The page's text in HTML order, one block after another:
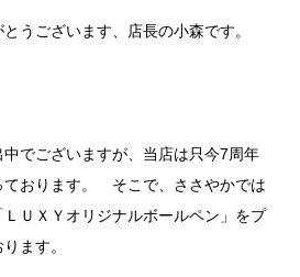
うございます、店長の小森です。
でございますが、当店は只今7周年
ております。 そこで、ささやかでは
ＵＸＹオリジナルボールペン」をプ
ます。